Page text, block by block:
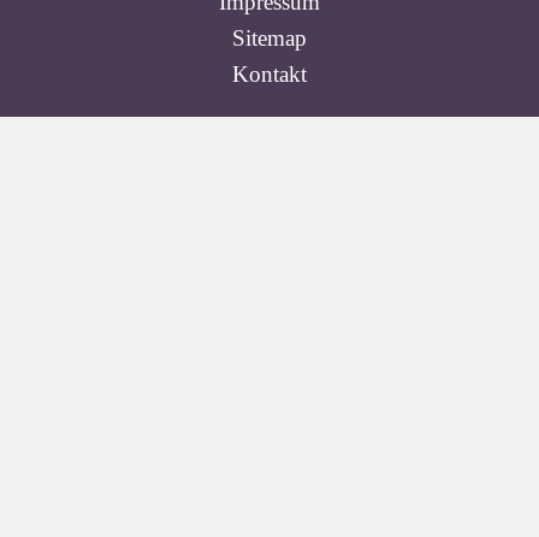
Sitemap
Kontakt